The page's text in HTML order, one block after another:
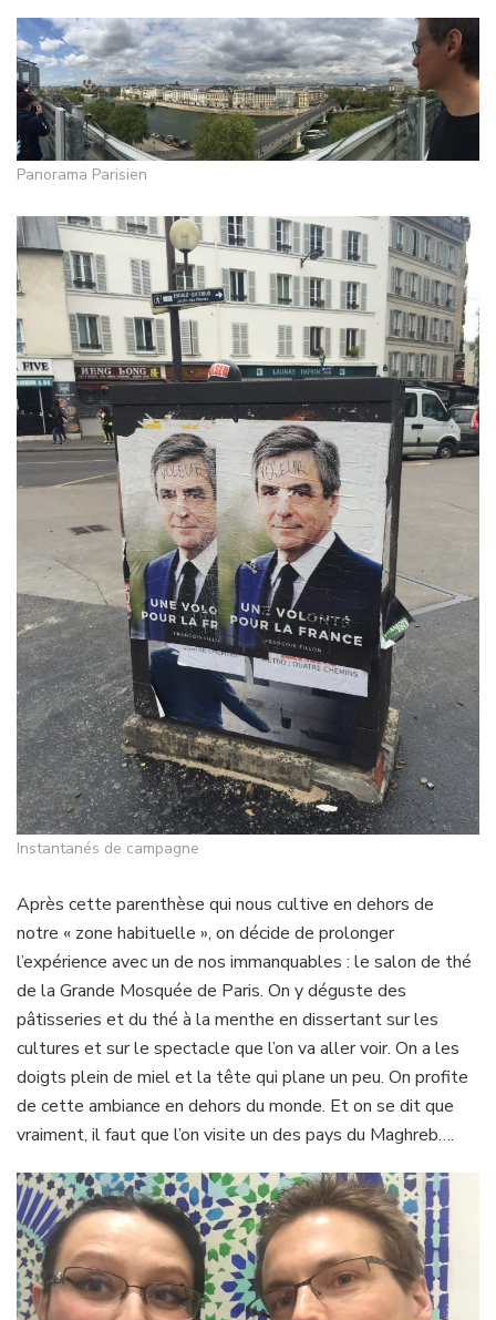
Panorama Parisien
Instantanés de campagne
Après cette parenthèse qui nous cultive en dehors de
notre « zone habituelle », on décide de prolonger
l’expérience avec un de nos immanquables : le salon de thé
de la Grande Mosquée de Paris. On y déguste des
pâtisseries et du thé à la menthe en dissertant sur les
cultures et sur le spectacle que l’on va aller voir. On a les
doigts plein de miel et la tête qui plane un peu. On profite
de cette ambiance en dehors du monde. Et on se dit que
vraiment, il faut que l’on visite un des pays du Maghreb….